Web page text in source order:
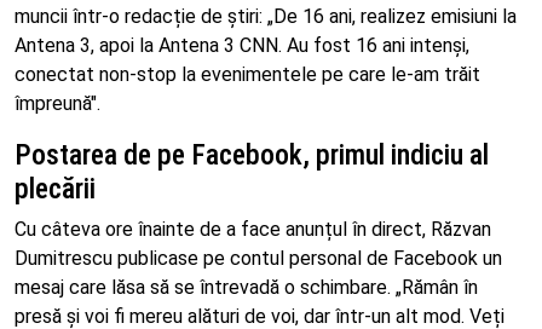
muncii într-o redacție de știri: „De 16 ani, realizez emisiuni la
Antena 3, apoi la Antena 3 CNN. Au fost 16 ani intenși,
conectat non-stop la evenimentele pe care le-am trăit
împreună".
Postarea de pe Facebook, primul indiciu al
plecării
Cu câteva ore înainte de a face anunțul în direct, Răzvan
Dumitrescu publicase pe contul personal de Facebook un
mesaj care lăsa să se întrevadă o schimbare. „Rămân în
presă și voi fi mereu alături de voi, dar într-un alt mod. Veți